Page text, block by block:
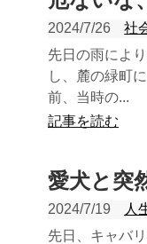
2024/7/26
社
先日の雨によ
し、麓の緑町
前、当時の...
記事を読む
愛犬と突
2024/7/19
人
先日、キャバ